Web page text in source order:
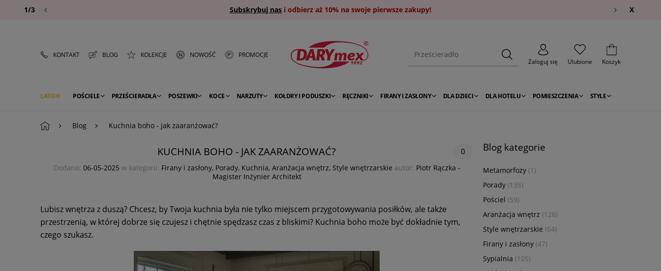
Subskrybuj nas i odbierz aż 10% na swoje pierwsze zakupy!
1/3 X
KONTAKT BLOG KOLEKCJE NOWOŚĆ
PROMOCJE
Zaloguj się
Ulubione Koszyk
LATO POŚCIELE PRZEŚCIERADŁA POSZEWKI KOCE NARZUTY KOŁDRY I PODUSZKI RĘCZNIKI FIRANY I ZASŁONY DLA DZIECI DLA HOTELU POMIESZCZENIA STYLE
Blog Kuchnia boho - jak zaaranżować?
KUCHNIA BOHO - JAK ZAARANŻOWAĆ? 0
Dodano: 06-05-2025 w kategorii: Firany i zasłony, Porady, Kuchnia, Aranżacja wnętrz, Style wnętrzarskie autor: Piotr Rączka -
Magister Inżynier Architekt
Lubisz wnętrza z duszą? Chcesz, by Twoja kuchnia była nie tylko miejscem przygotowywania posiłków, ale także
przestrzenią, w której dobrze się czujesz i chętnie spędzasz czas z bliskimi? Kuchnia boho może być dokładnie tym,
czego szukasz.
Blog kategorie
Metamorfozy (1)
Porady (135)
Pościel (59)
Aranżacja wnętrz (126)
Style wnętrzarskie (64)
Firany i zasłony (47)
Sypialnia (105)